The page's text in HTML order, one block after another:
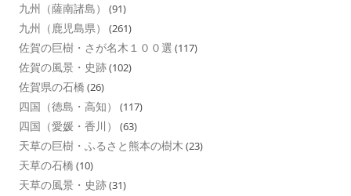
九州（薩南諸島） (91)
九州（鹿児島県） (261)
佐賀の巨樹・さが名木１００選 (117)
佐賀の風景・史跡(102)
佐賀県の石橋 (26)
四国（徳島・高知） (117)
四国（愛媛・香川） (63)
天草の巨樹・ふるさと熊本の樹木 (23)
天草の石橋 (10)
天草の風景・史跡(31)